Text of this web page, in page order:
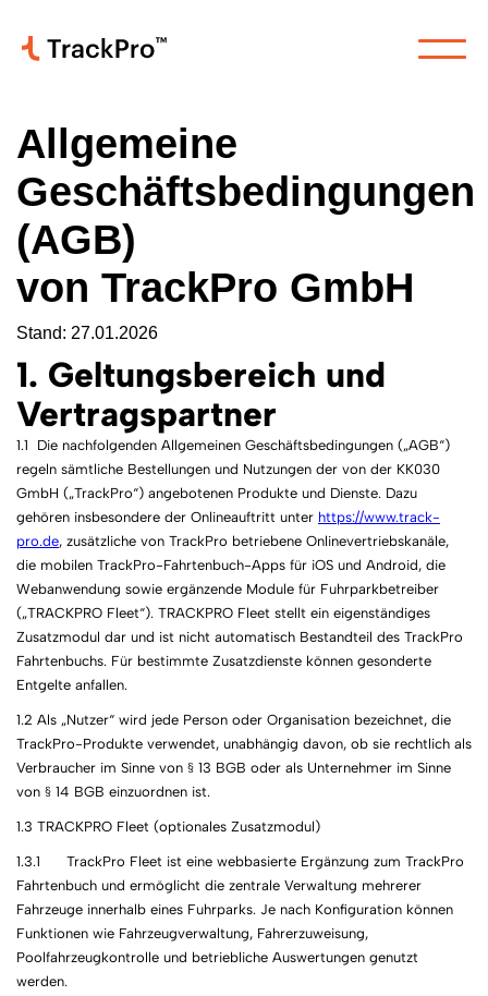
Allgemeine
Geschäftsbedingungen
(AGB)
von TrackPro GmbH
Stand: 27.01.2026
1. Geltungsbereich und
Vertragspartner
1.1 Die nachfolgenden Allgemeinen Geschäftsbedingungen („AGB“)
regeln sämtliche Bestellungen und Nutzungen der von der KK030
GmbH („TrackPro“) angebotenen Produkte und Dienste. Dazu
gehören insbesondere der Onlineauftritt unter https://www.track-
pro.de, zusätzliche von TrackPro betriebene Onlinevertriebskanäle,
die mobilen TrackPro-Fahrtenbuch-Apps für iOS und Android, die
Webanwendung sowie ergänzende Module für Fuhrparkbetreiber
(„TRACKPRO Fleet“). TRACKPRO Fleet stellt ein eigenständiges
Zusatzmodul dar und ist nicht automatisch Bestandteil des TrackPro
Fahrtenbuchs. Für bestimmte Zusatzdienste können gesonderte
Entgelte anfallen.
1.2 Als „Nutzer“ wird jede Person oder Organisation bezeichnet, die
TrackPro-Produkte verwendet, unabhängig davon, ob sie rechtlich als
Verbraucher im Sinne von § 13 BGB oder als Unternehmer im Sinne
von § 14 BGB einzuordnen ist.
1.3 TRACKPRO Fleet (optionales Zusatzmodul)
1.3.1 TrackPro Fleet ist eine webbasierte Ergänzung zum TrackPro
Fahrtenbuch und ermöglicht die zentrale Verwaltung mehrerer
Fahrzeuge innerhalb eines Fuhrparks. Je nach Konfiguration können
Funktionen wie Fahrzeugverwaltung, Fahrerzuweisung,
Poolfahrzeugkontrolle und betriebliche Auswertungen genutzt
werden.